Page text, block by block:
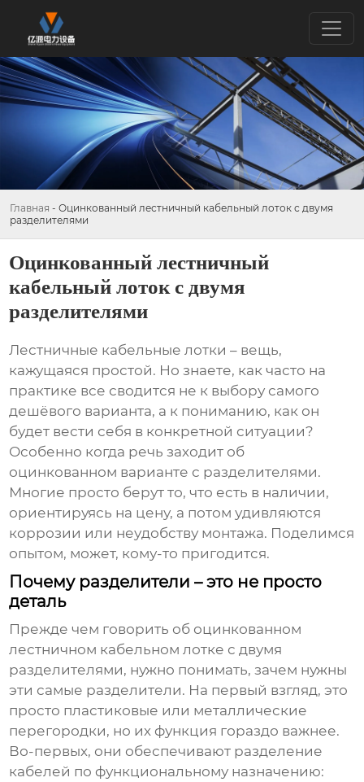
Главная - Оцинкованный лестничный кабельный лоток с двумя
разделителями
Оцинкованный лестничный
кабельный лоток с двумя
разделителями
Лестничные кабельные лотки – вещь,
кажущаяся простой. Но знаете, как часто на
практике все сводится не к выбору самого
дешёвого варианта, а к пониманию, как он
будет вести себя в конкретной ситуации?
Особенно когда речь заходит об
оцинкованном варианте с разделителями.
Многие просто берут то, что есть в наличии,
ориентируясь на цену, а потом удивляются
коррозии или неудобству монтажа. Поделимся
опытом, может, кому-то пригодится.
Почему разделители – это не просто
деталь
Прежде чем говорить об оцинкованном
лестничном кабельном лотке с двумя
разделителями, нужно понимать, зачем нужны
эти самые разделители. На первый взгляд, это
просто пластиковые или металлические
перегородки, но их функция гораздо важнее.
Во-первых, они обеспечивают разделение
кабелей по функциональному назначению: